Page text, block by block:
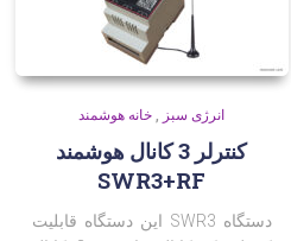
انرژی سبز , خانه هوشمند
کنترلر 3 کانال هوشمند
SWR3+RF
دستگاه SWR3 این دستگاه قابلیت